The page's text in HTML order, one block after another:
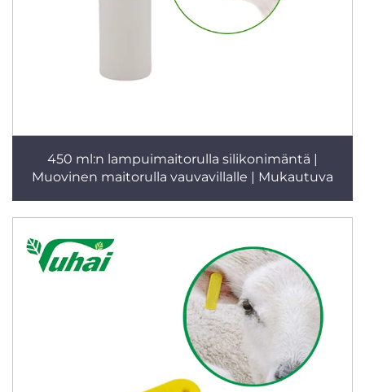
450 ml:n lampuimaitorulla silikonimäntä |
Muovinen maitorulla vauvavillalle | Mukautuva